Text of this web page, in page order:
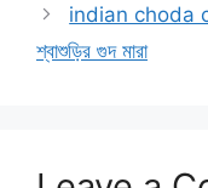
indian choda
শ্বাশুড়ির গুদ মারা